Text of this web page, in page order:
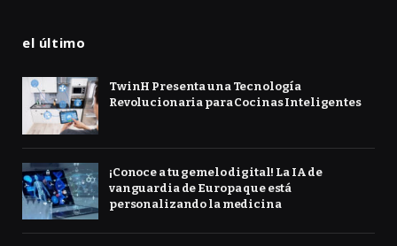
el último
TwinH Presenta una Tecnología
Revolucionaria para Cocinas Inteligentes
¡Conoce a tu gemelo digital! La IA de
vanguardia de Europa que está
personalizando la medicina